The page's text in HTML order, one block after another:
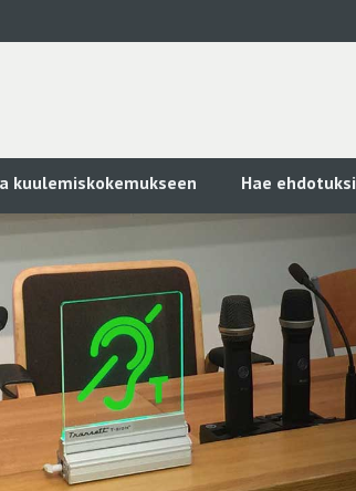
kuulemiskokemukseen Hae